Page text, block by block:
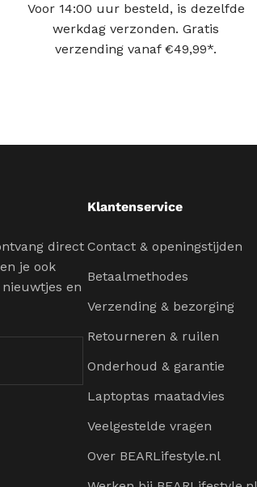
Voor 14:00 uur besteld, is dezelfde
werkdag verzonden. Gratis
verzending vanaf €49,99*.
direct
je ook
en
Klantenservice
Contact & openingstijden
Betaalmethodes
Verzending & bezorging
Retourneren & ruilen
Onderhoud & garantie
Laptoptas maatadvies
Veelgestelde vragen
Over BEARLifestyle.nl